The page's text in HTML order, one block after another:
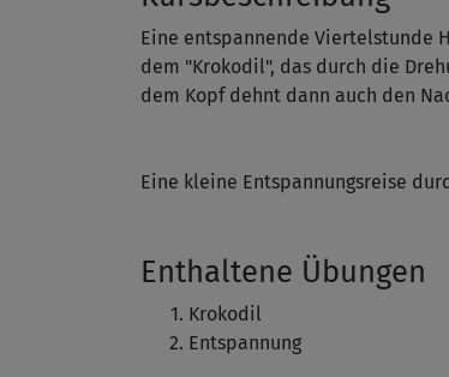
Eine entspannende Viertelstunde
dem "Krokodil", das durch die
dem Kopf dehnt dann auch den
Eine kleine Entspannungsreise
Enthaltene Übungen
Krokodil
Entspannung